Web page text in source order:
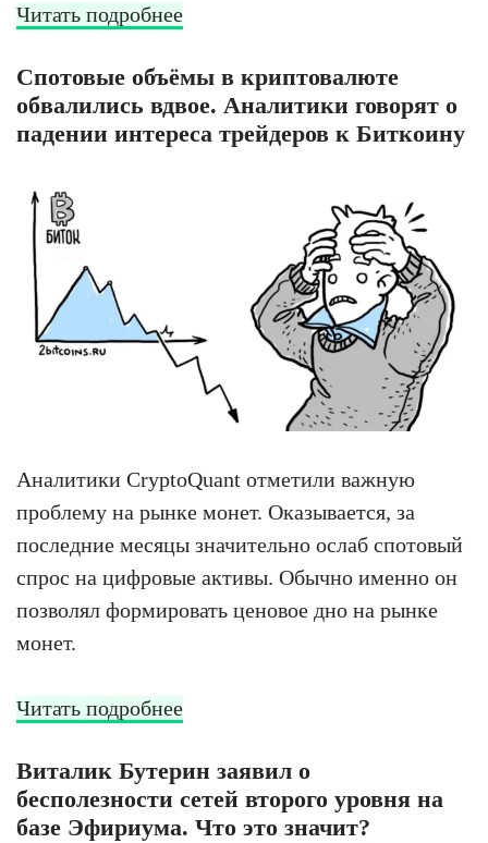
Читать подробнее
Спотовые объёмы в криптовалюте
обвалились вдвое. Аналитики говорят о
падении интереса трейдеров к Биткоину
Аналитики CryptoQuant отметили важную
проблему на рынке монет. Оказывается, за
последние месяцы значительно ослаб спотовый
спрос на цифровые активы. Обычно именно он
позволял формировать ценовое дно на рынке
монет.
Читать подробнее
Виталик Бутерин заявил о
бесполезности сетей второго уровня на
базе Эфириума. Что это значит?